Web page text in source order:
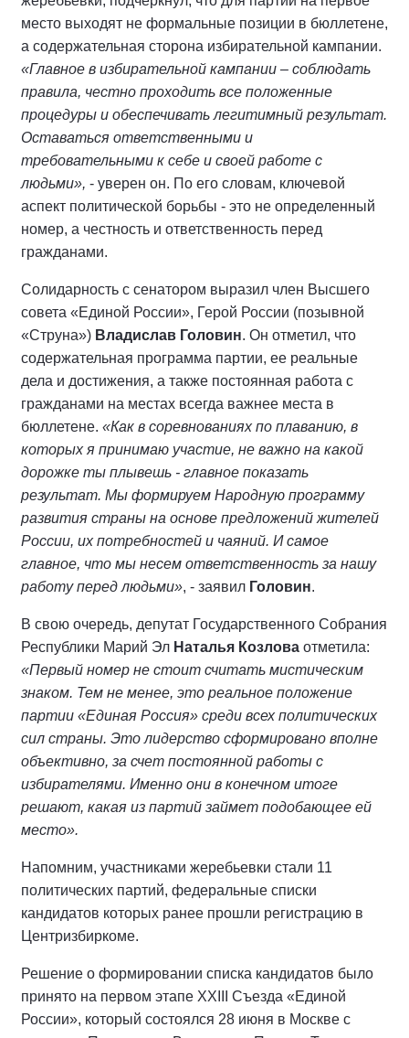
место выходят не формальные позиции в бюллетене,
а содержательная сторона избирательной кампании.
«Главное в избирательной кампании – соблюдать
правила, честно проходить все положенные
процедуры и обеспечивать легитимный результат.
Оставаться ответственными и
требовательными к себе и своей работе с
людьми», - уверен он. По его словам, ключевой
аспект политической борьбы - это не определенный
номер, а честность и ответственность перед
гражданами.
Солидарность с сенатором выразил член Высшего
совета «Единой России», Герой России (позывной
«Струна») Владислав Головин. Он отметил, что
содержательная программа партии, ее реальные
дела и достижения, а также постоянная работа с
гражданами на местах всегда важнее места в
бюллетене. «Как в соревнованиях по плаванию, в
которых я принимаю участие, не важно на какой
дорожке ты плывешь - главное показать
результат. Мы формируем Народную программу
развития страны на основе предложений жителей
России, их потребностей и чаяний. И самое
главное, что мы несем ответственность за нашу
работу перед людьми», - заявил Головин.
В свою очередь, депутат Государственного Собрания
Республики Марий Эл Наталья Козлова отметила:
«Первый номер не стоит считать мистическим
знаком. Тем не менее, это реальное положение
партии «Единая Россия» среди всех политических
сил страны. Это лидерство сформировано вполне
объективно, за счет постоянной работы с
избирателями. Именно они в конечном итоге
решают, какая из партий займет подобающее ей
место».
Напомним, участниками жеребьевки стали 11
политических партий, федеральные списки
кандидатов которых ранее прошли регистрацию в
Центризбиркоме.
Решение о формировании списка кандидатов было
принято на первом этапе XXIII Съезда «Единой
России», который состоялся 28 июня в Москве с